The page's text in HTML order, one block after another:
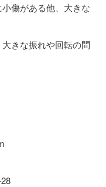
傷がある他、大きな
きな振れや回転の問